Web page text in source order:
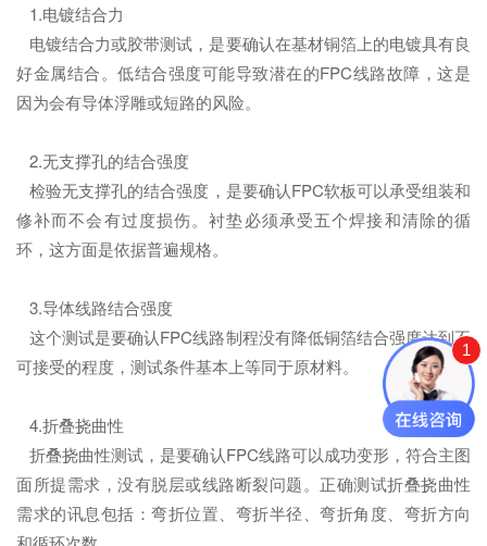
1.电镀结合力
电镀结合力或胶带测试，是要确认在基材铜箔上的电镀具有良
好金属结合。低结合强度可能导致潜在的FPC线路故障，这是
因为会有导体浮雕或短路的风险。
2.无支撑孔的结合强度
检验无支撑孔的结合强度，是要确认FPC软板可以承受组装和
修补而不会有过度损伤。衬垫必须承受五个焊接和清除的循
环，这方面是依据普遍规格。
3.导体线路结合强度
这个测试是要确认FPC线路制程没有降低铜箔结合强度达到不
可接受的程度，测试条件基本上等同于原材料。
4.折叠挠曲性
折叠挠曲性测试，是要确认FPC线路可以成功变形，符合主图
面所提需求，没有脱层或线路断裂问题。正确测试折叠挠曲性
需求的讯息包括：弯折位置、弯折半径、弯折角度、弯折方向
1